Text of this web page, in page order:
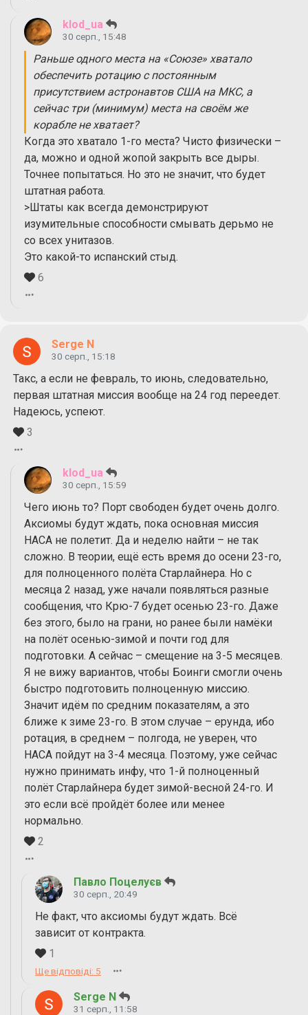
klod_ua
30 серп., 15:48
Раньше одного места на «Союзе» хватало
обеспечить ротацию с постоянным
присутствием астронавтов США на МКС, а
сейчас три (минимум) места на своём же
корабле не хватает?
Когда это хватало 1-го места? Чисто физически –
да, можно и одной жопой закрыть все дыры.
Точнее попытаться. Но это не значит, что будет
штатная работа.
>Штаты как всегда демонстрируют
изумительные способности смывать дерьмо не
со всех унитазов.
Это какой-то испанский стыд.
6
Serge N
30 серп., 15:18
Такс, а если не февраль, то июнь, следовательно,
первая штатная миссия вообще на 24 год переедет.
Надеюсь, успеют.
3
klod_ua
30 серп., 15:59
Чего июнь то? Порт свободен будет очень долго.
Аксиомы будут ждать, пока основная миссия
НАСА не полетит. Да и неделю найти – не так
сложно. В теории, ещё есть время до осени 23-го,
для полноценного полёта Старлайнера. Но с
месяца 2 назад, уже начали появляться разные
сообщения, что Крю-7 будет осенью 23-го. Даже
без этого, было на грани, но ранее были намёки
на полёт осенью-зимой и почти год для
подготовки. А сейчас – смещение на 3-5 месяцев.
Я не вижу вариантов, чтобы Боинги смогли очень
быстро подготовить полноценную миссию.
Значит идём по средним показателям, а это
ближе к зиме 23-го. В этом случае – ерунда, ибо
ротация, в среднем – полгода, не уверен, что
НАСА пойдут на 3-4 месяца. Поэтому, уже сейчас
нужно принимать инфу, что 1-й полноценный
полёт Старлайнера будет зимой-весной 24-го. И
это если всё пройдёт более или менее
нормально.
2
Павло Поцелуєв
30 серп., 20:49
Не факт, что аксиомы будут ждать. Всё
зависит от контракта.
1
Ще відповіді: 5
Serge N
31 серп., 11:58